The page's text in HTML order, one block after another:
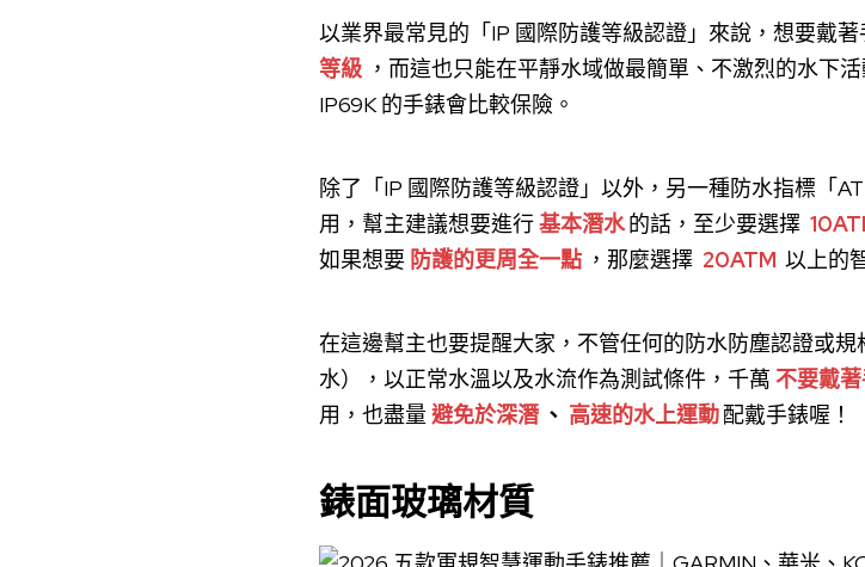
以業界最常見的「IP 國際防護等級認證」來說，想要戴
等級 ，而這也只能在平靜水域做最簡單、不激烈的水下
IP69K 的手錶會比較保險。
除了「IP 國際防護等級認證」以外，另一種防水指標「
用，幫主建議想要進行基本潛水的話，至少要選擇
如果想要 防護的更周全一點 ，那麼選擇 20ATM 以上的
在這邊幫主也要提醒大家，不管任何的防水防塵認證或
水），以正常水溫以及水流作為測試條件，千萬 不要戴
用，也盡量 避免於深潛 、 高速的水上運動配戴手錶喔！
錶面玻璃材質